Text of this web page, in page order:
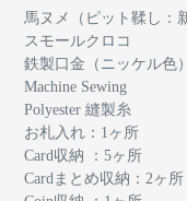
馬ヌメ（ピット鞣し：
スモールクロコ
鉄製口金（ニッケル色
Machine Sewing
Polyester 縫製糸
お札入れ：1ヶ所
Card収納 ：5ヶ所
Cardまとめ収納：2ヶ所